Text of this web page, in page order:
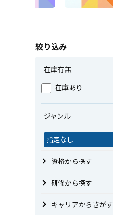
絞り込み
在庫有無
在庫あり
ジャンル
指定なし
資格から探す
研修から探す
キャリアからさがす